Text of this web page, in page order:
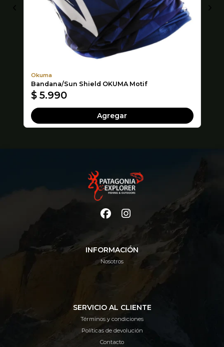
Okuma
Bandana/Sun Shield OKUMA Motif
$ 5.990
Agregar
INFORMACIÓN
Nosotros
SERVICIO AL CLIENTE
Términos y condiciones
Políticas de devolución
Contacto